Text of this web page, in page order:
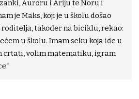
Auroru i Ariju te Noru i
je Maks, koji je u školu došao
također na biciklu, rekao:
u školu. Imam seku koja ide u
crtati, volim matematiku, igram